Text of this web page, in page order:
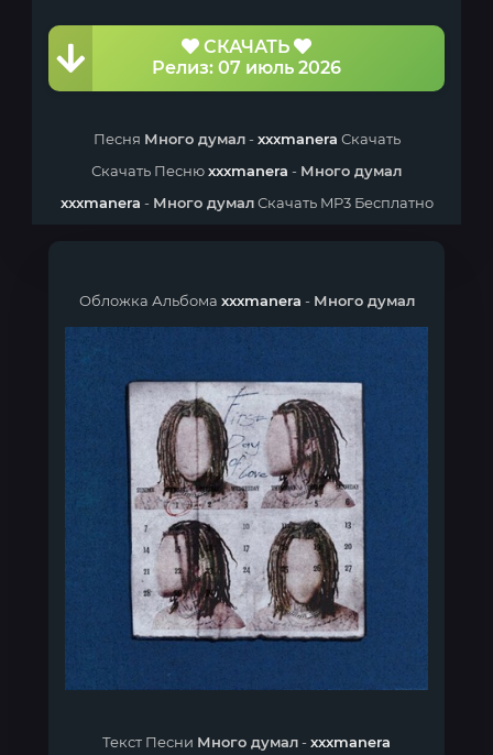
СКАЧАТЬ
Релиз: 07 июль 2026
Песня Много думал-xxxmanera Скачать
Скачать Песнюxxxmanera - Много думал
xxxmanera - Много думалСкачать MP3 Бесплатно
Обложка Альбома xxxmanera - Много думал
Текст Песни Много думал-xxxmanera